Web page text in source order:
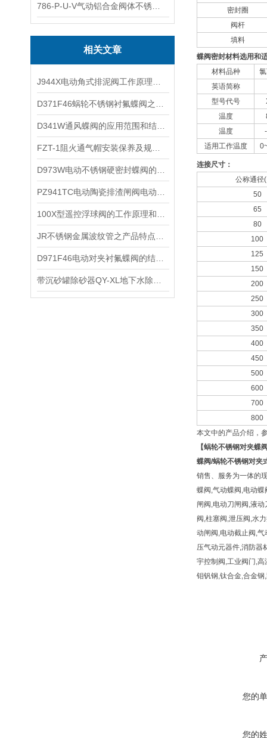
相关文章
密封圈
阀杆
填料
蝶阀密封材料选用和
材料品种
英语简称
型号代号
温度
温度
适用工作温度
连接尺寸：
公称通径
50
65
80
100
125
150
200
250
300
350
400
450
500
600
700
800
本文中的产品介绍，
【蜗轮不锈钢对夹蝶
蝶阀/蜗轮不锈钢对夹
销售、服务为一体的
蝶阀,气动蝶阀,电动
闸阀,电动刀闸阀,液
阀,柱塞阀,泄压阀,水
动闸阀,电动截止阀,
压气动元器件,消防器
宇控制阀,工业阀门,
钼钒钢,钛合金,合金
您的
您的